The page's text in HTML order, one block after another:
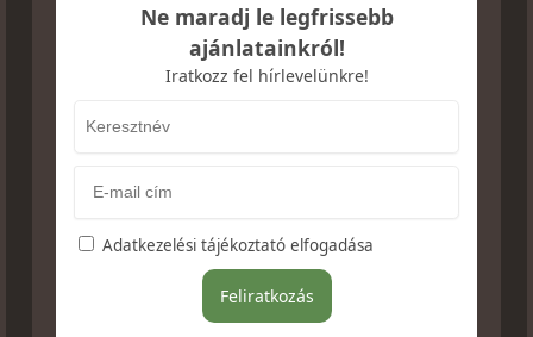
Ne maradj le legfrissebb
ajánlatainkról!
Iratkozz fel hírlevelünkre!
Adatkezelési tájékoztató elfogadása